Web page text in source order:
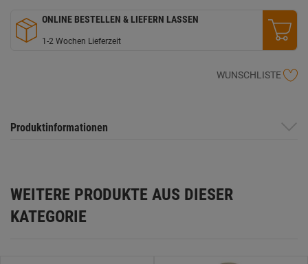
ONLINE BESTELLEN & LIEFERN LASSEN
1-2 Wochen Lieferzeit
WUNSCHLISTE
Produktinformationen
WEITERE PRODUKTE AUS DIESER
KATEGORIE